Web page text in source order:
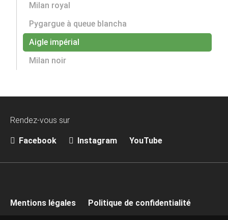
Milan royal
Pygargue à queue blancha
Aigle impérial
Milan noir
Rendez-vous sur
Facebook Instagram YouTube
Mentions légales Politique de confidentialité